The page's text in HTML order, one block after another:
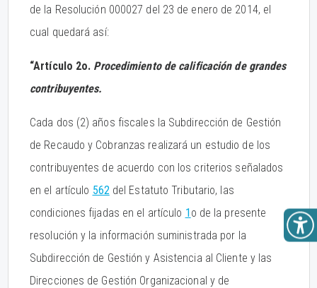
de la Resolución 000027 del 23 de enero de 2014, el
cual quedará así:
“Artículo 2o. Procedimiento de calificación de grandes
contribuyentes.
Cada dos (2) años fiscales la Subdirección de Gestión
de Recaudo y Cobranzas realizará un estudio de los
contribuyentes de acuerdo con los criterios señalados
en el artículo 562del Estatuto Tributario, las
condiciones fijadas en el artículo 1o de la presente
resolución y la información suministrada por la
Subdirección de Gestión y Asistencia al Cliente y las
Direcciones de Gestión Organizacional y de